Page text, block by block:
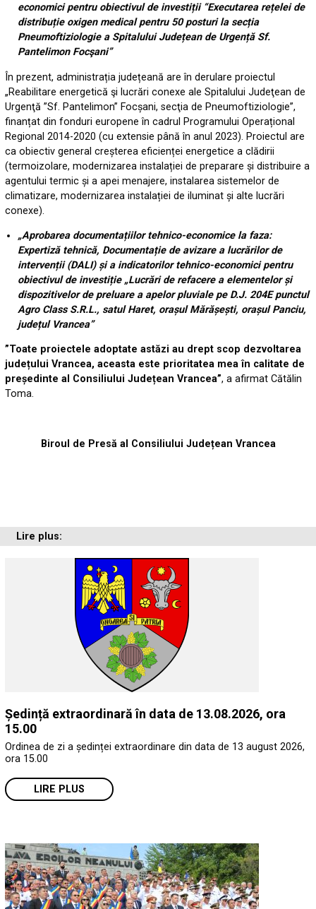
economici pentru obiectivul de investiții “Executarea rețelei de
distribuție oxigen medical pentru 50 posturi la secția
Pneumoftiziologie a Spitalului Județean de Urgență Sf.
Pantelimon Focşani”
În prezent, administrația județeană are în derulare proiectul
„Reabilitare energetică şi lucrări conexe ale Spitalului Judeţean de
Urgenţă ”Sf. Pantelimon” Focșani, secţia de Pneumoftiziologie”,
finanțat din fonduri europene în cadrul Programului Operațional
Regional 2014-2020 (cu extensie până în anul 2023). Proiectul are
ca obiectiv general creșterea eficienței energetice a clădirii
(termoizolare, modernizarea instalației de preparare și distribuire a
agentului termic și a apei menajere, instalarea sistemelor de
climatizare, modernizarea instalației de iluminat și alte lucrări
conexe).
„Aprobarea documentațiilor tehnico-economice la faza:
Expertiză tehnică, Documentație de avizare a lucrărilor de
intervenții (DALI) și a indicatorilor tehnico-economici pentru
obiectivul de investiție „Lucrări de refacere a elementelor și
dispozitivelor de preluare a apelor pluviale pe D.J. 204E punctul
Agro Class S.R.L., satul Haret, orașul Mărășești, orașul Panciu,
județul Vrancea”
”Toate proiectele adoptate astăzi au drept scop dezvoltarea
județului Vrancea, aceasta este prioritatea mea în calitate de
președinte al Consiliului Județean Vrancea”, a afirmat Cătălin
Toma.
Biroul de Presă al Consiliului Județean Vrancea
Lire plus:
Ședință extraordinară în data de 13.08.2026, ora
15.00
Ordinea de zi a ședinței extraordinare din data de 13 august 2026,
ora 15.00
LIRE PLUS